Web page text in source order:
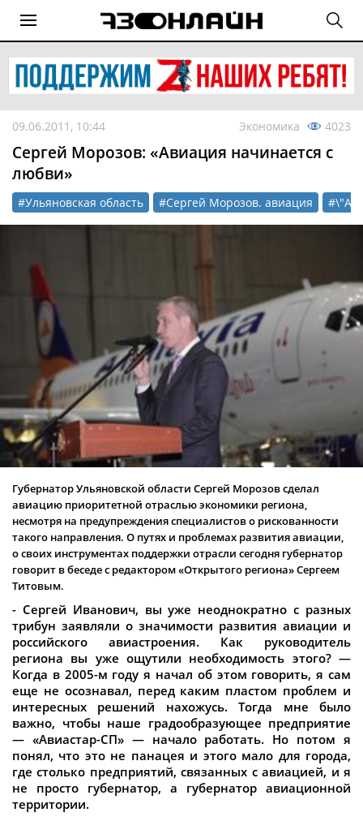
09.06.2011, 10:44 Экономика 4023
Сергей Морозов: «Авиация начинается с
любви»
#Ульяновская область #Сергей Морозов. авиация
Губернатор Ульяновской области Сергей Морозов сделал
авиацию приоритетной отраслью экономики региона,
несмотря на предупреждения специалистов о рискованности
такого направления. О путях и проблемах развития авиации,
о своих инструментах поддержки отрасли сегодня губернатор
говорит в беседе с редактором «Открытого региона» Сергеем
Титовым.
- Сергей Иванович, вы уже неоднократно с разных
трибун заявляли о значимости развития авиации и
российского авиастроения. Как руководитель
региона вы уже ощутили необходимость этого? —
Когда в 2005-м году я начал об этом говорить, я сам
еще не осознавал, перед каким пластом проблем и
интересных решений нахожусь. Тогда мне было
важно, чтобы наше градообразующее предприятие
— «Авиастар-СП» — начало работать. Но потом я
понял, что это не панацея и этого мало для города,
где столько предприятий, связанных с авиацией, и я
не просто губернатор, а губернатор авиационной
территории.